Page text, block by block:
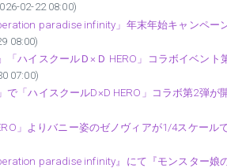
02-22 08:00)
paradise infinity」年末年始キャンペー
08:00)
「ハイスクールＤ×Ｄ HERO」コラボイベン
07:00)
で「ハイスクールD×D HERO」コラボ第2弾
」よりバニー姿のゼノヴィアが1/4スケー
paradise infinity』にて『モンスター娘